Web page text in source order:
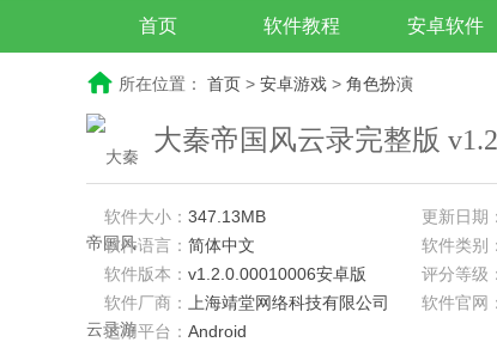
首页 软件教程 安卓软件
所在位置： 首页 > 安卓游戏 > 角色扮演
大秦帝国风云录完整版
软件大小： 347.13MB 更新日期：
软件语言： 简体中文 软件类别：
软件版本： v1.2.0.00010006安卓版
评分等级：
软件厂商：
上海靖堂网络科技有限公司
软件官网：
适用平台： Android